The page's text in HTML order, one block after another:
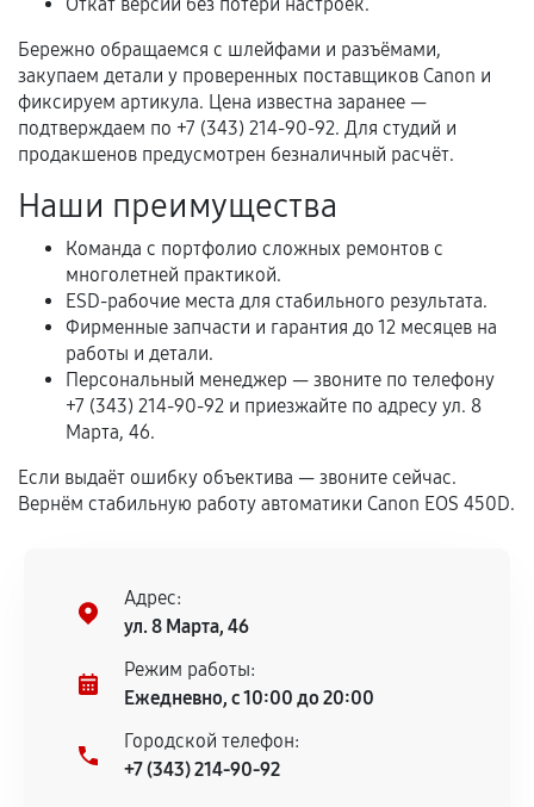
Нарушение правил эксплуатации,
механические повреждения, попадание влаги,
перегрев, коррозия.
Самостоятельный ремонт или вмешательство
третьих лиц.
предусмотрено отдельно.
Обращение после окончания гарантийного
срока.
Программные сбои, если это не указано в
отдельных условиях.
Если комплектующие куплены
самостоятельно
Гарантия на выполненные работы может
Предоставленные детали подходят по
техническим параметрам и не имеют внешних
дефектов.
Установка была выполнена нашим сервисным
центром.
При этом гарантия на сами комплектующие
Бережно обращаемся с шлейфами и разъёмами,
закупаем детали у проверенных поставщиков Canon и
фиксируем артикула. Цена известна заранее —
подтверждаем по +7 (343) 214-90-92. Для студий и
продакшенов предусмотрен безналичный расчёт.
Наши преимущества
Команда с портфолио сложных ремонтов с
многолетней практикой.
ESD-рабочие места для стабильного результата.
Фирменные запчасти и гарантия до 12 месяцев на
работы и детали.
Персональный менеджер — звоните по телефону
+7 (343) 214-90-92 и приезжайте по адресу ул. 8
Марта, 46.
Если выдаёт ошибку объектива — звоните сейчас.
Вернём стабильную работу автоматики Canon EOS 450D.
Адрес:
ул. 8 Марта, 46
Режим работы:
Ежедневно, с 10:00 до 20:00
Городской телефон:
+7 (343) 214-90-92